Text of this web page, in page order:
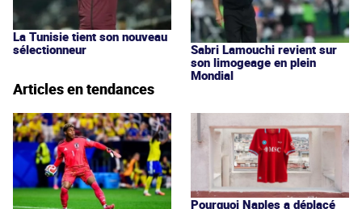
La Tunisie tient son nouveau
sélectionneur
Sabri Lamouchi revient sur
son limogeage en plein
Mondial
Articles en tendances
Pourquoi Naples a déplacé